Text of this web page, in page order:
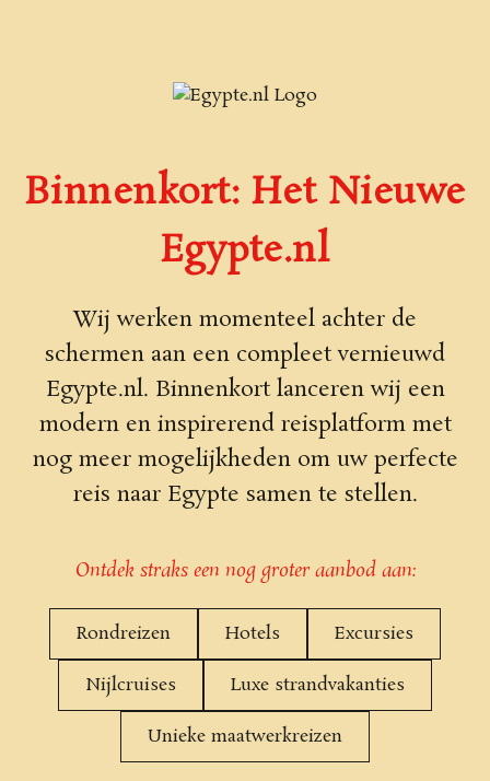
Binnenkort: Het Nieuwe
Egypte.nl
Wij werken momenteel achter de
schermen aan een compleet vernieuwd
Egypte.nl. Binnenkort lanceren wij een
modern en inspirerend reisplatform met
nog meer mogelijkheden om uw perfecte
reis naar Egypte samen te stellen.
Ontdek straks een nog groter aanbod aan:
Rondreizen Hotels Excursies
Nijlcruises Luxe strandvakanties
Unieke maatwerkreizen